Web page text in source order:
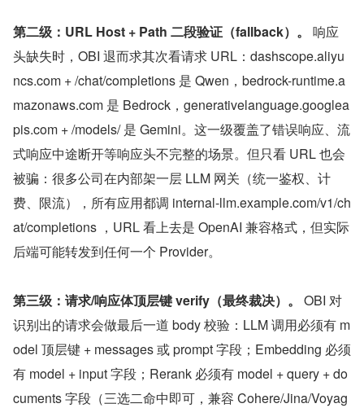
第二级：URL Host + Path 二段验证（fallback）。
响应
头缺失时，OBI 退而求其次看请求 URL：dashscope.aliyu
ncs.com + /chat/completions 是 Qwen，bedrock-runtime.a
mazonaws.com 是 Bedrock，generativelanguage.googlea
pis.com + /models/ 是 Gemini。这一级覆盖了错误响应、流
式响应中途断开等响应头不完整的场景。但只看 URL 也会
被骗：很多公司在内部架一层 LLM 网关（统一鉴权、计
费、限流），所有应用都调 internal-llm.example.com/v1/ch
at/completions ，URL 看上去是 OpenAI 兼容格式，但实际
后端可能转发到任何一个 Provider。
第三级：请求/响应体顶层键 verify（最终裁决）。
OBI 对
识别出的请求会做最后一道 body 校验：LLM 调用必须有 m
odel 顶层键 + messages 或 prompt 字段；Embedding 必须
有 model + input 字段；Rerank 必须有 model + query + do
cuments 字段（三选二命中即可，兼容 Cohere/Jina/Voyag